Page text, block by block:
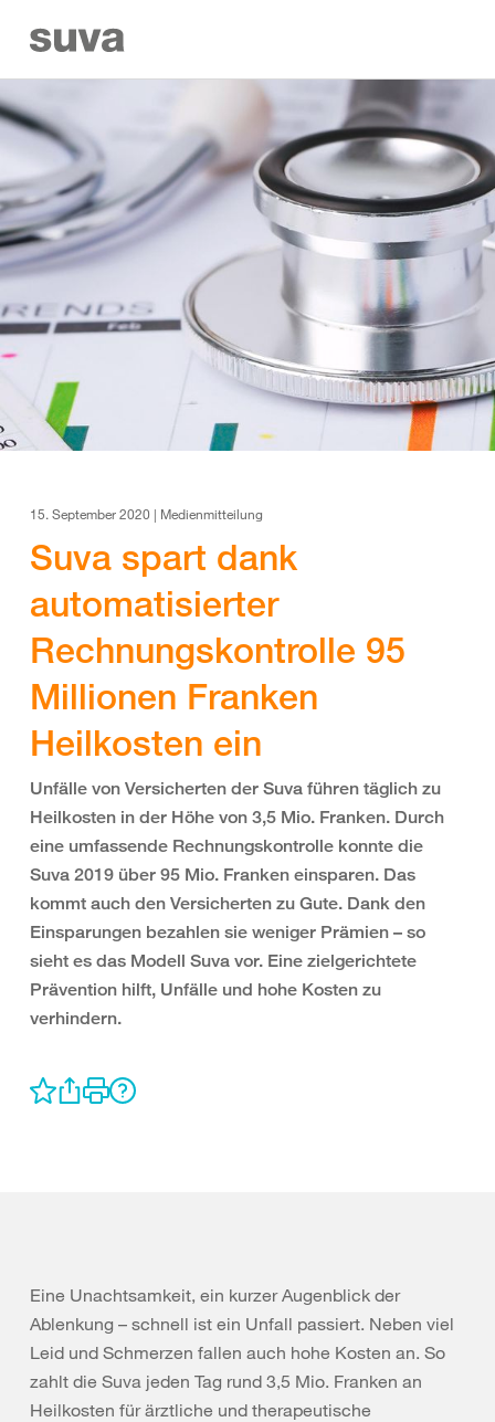
15. September 2020 | Medienmitteilung
Suva spart dank
automatisierter
Rechnungskontrolle 95
Millionen Franken
Heilkosten ein
Unfälle von Versicherten der Suva führen täglich zu
Heilkosten in der Höhe von 3,5 Mio. Franken. Durch
eine umfassende Rechnungskontrolle konnte die
Suva 2019 über 95 Mio. Franken einsparen. Das
kommt auch den Versicherten zu Gute. Dank den
Einsparungen bezahlen sie weniger Prämien – so
sieht es das Modell Suva vor. Eine zielgerichtete
Prävention hilft, Unfälle und hohe Kosten zu
verhindern.
Eine Unachtsamkeit, ein kurzer Augenblick der
Ablenkung – schnell ist ein Unfall passiert. Neben viel
Leid und Schmerzen fallen auch hohe Kosten an. So
zahlt die Suva jeden Tag rund 3,5 Mio. Franken an
Heilkosten für ärztliche und therapeutische